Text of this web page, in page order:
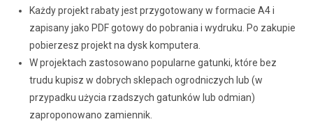
Każdy projekt rabaty jest przygotowany w formacie A4 i
zapisany jako PDF gotowy do pobrania i wydruku. Po zakupie
pobierzesz projekt na dysk komputera.
W projektach zastosowano popularne gatunki, które bez
trudu kupisz w dobrych sklepach ogrodniczych lub (w
przypadku użycia rzadszych gatunków lub odmian)
zaproponowano zamiennik.